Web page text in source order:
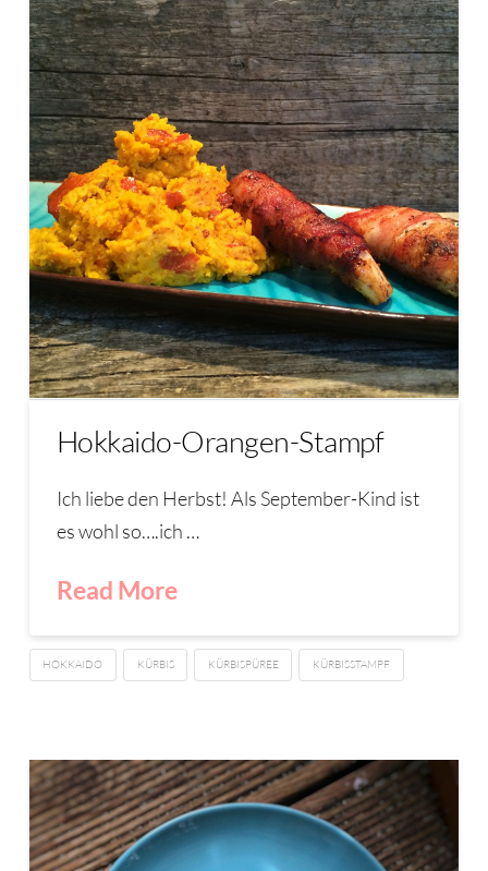
Hokkaido-Orangen-Stampf
Ich liebe den Herbst! Als September-Kind ist
es wohl so….ich …
Read More
HOKKAIDO KÜRBIS KÜRBISPÜREE KÜRBISSTAMPF